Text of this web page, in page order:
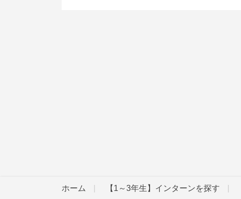
ホーム 【1～3年生】インターンを探す